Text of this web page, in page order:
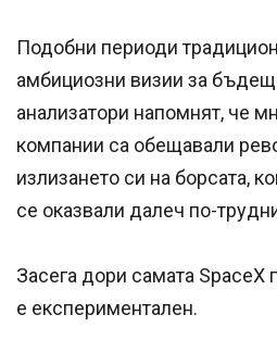
Подобни периоди
амбициозни визии за
анализатори напомнят, че
компании са обещавали
излизането си на борсата,
се оказвали далеч по-
Засега дори самата SpaceX
е експериментален.